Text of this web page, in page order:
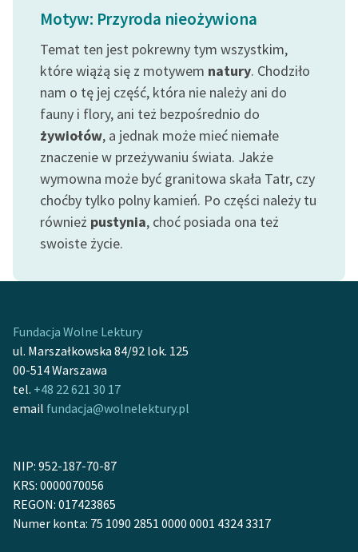
niepełnosprawnościami
E-kolekcja lektur
szkolnych i literatury do
słuchania dla uczennic i
uczniów z
niepełnosprawnościami
Feministyczne inspiracje.
skandynawskiej literatury
feministycznej
Ręce pełne poezji
Kolekcje edukacyjne
lektur szkolnych oraz
Starego Testamentu
Odkurzamy bohaterów
Szkoła Poezji Wolnych
O nas
Kontakt
O projekcie
Motyw: Przyroda nieożywiona
Temat ten jest pokrewny tym wszystkim,
które wiążą się z motywem natury. Chodziło
nam o tę jej część, która nie należy ani do
fauny i flory, ani też bezpośrednio do
żywiołów, a jednak może mieć niemałe
znaczenie w przeżywaniu świata. Jakże
wymowna może być granitowa skała Tatr, czy
choćby tylko polny kamień. Po części należy tu
również pustynia, choć posiada ona też
swoiste życie.
Fundacja Wolne Lektury
ul. Marszałkowska 84/92 lok. 125
00-514 Warszawa
tel. +48 22 621 30 17
email fundacja@wolnelektury.pl
NIP: 952-187-70-87
KRS: 0000070056
REGON: 017423865
Numer konta: 75 1090 2851 0000 0001 4324 3317